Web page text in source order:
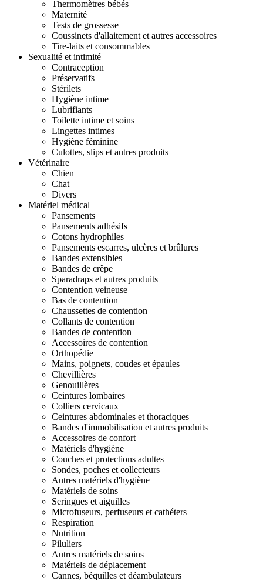
Thermomètres bébés
Maternité
Tests de grossesse
Coussinets d'allaitement et autres accessoires
Tire-laits et consommables
Sexualité et intimité
Contraception
Préservatifs
Stérilets
Hygiène intime
Lubrifiants
Toilette intime et soins
Lingettes intimes
Hygiène féminine
Culottes, slips et autres produits
Vétérinaire
Chien
Chat
Divers
Matériel médical
Pansements
Pansements adhésifs
Cotons hydrophiles
Pansements escarres, ulcères et brûlures
Bandes extensibles
Bandes de crêpe
Sparadraps et autres produits
Contention veineuse
Bas de contention
Chaussettes de contention
Collants de contention
Bandes de contention
Accessoires de contention
Orthopédie
Mains, poignets, coudes et épaules
Chevillières
Genouillères
Ceintures lombaires
Colliers cervicaux
Ceintures abdominales et thoraciques
Bandes d'immobilisation et autres produits
Accessoires de confort
Matériels d'hygiène
Couches et protections adultes
Sondes, poches et collecteurs
Autres matériels d'hygiène
Matériels de soins
Seringues et aiguilles
Microfuseurs, perfuseurs et cathéters
Respiration
Nutrition
Piluliers
Autres matériels de soins
Matériels de déplacement
Cannes, béquilles et déambulateurs